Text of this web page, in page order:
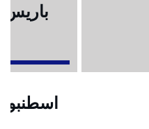
باريس